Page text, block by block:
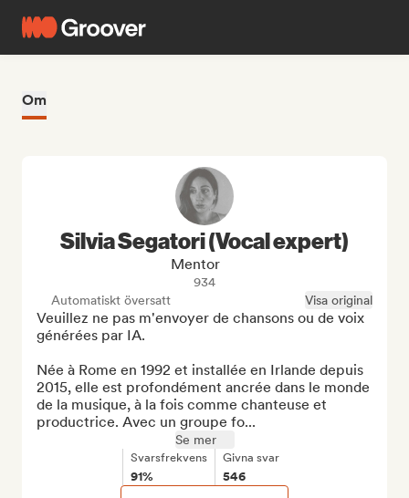
Om
Silvia Segatori (Vocal expert)
Mentor
934
Automatiskt översatt
Visa original
Veuillez ne pas m'envoyer de chansons ou de voix
générées par IA.
Née à Rome en 1992 et installée en Irlande depuis
2015, elle est profondément ancrée dans le monde
de la musique, à la fois comme chanteuse et
productrice. Avec un groupe fo...
Se mer
Svarsfrekvens
91%
Givna svar
546